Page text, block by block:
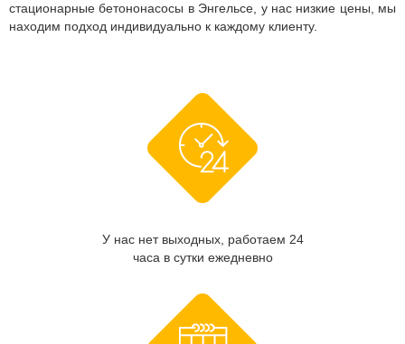
стационарные бетононасосы в Энгельсе, у нас низкие цены, мы
находим подход индивидуально к каждому клиенту.
У нас нет выходных, работаем 24
часа в сутки ежедневно